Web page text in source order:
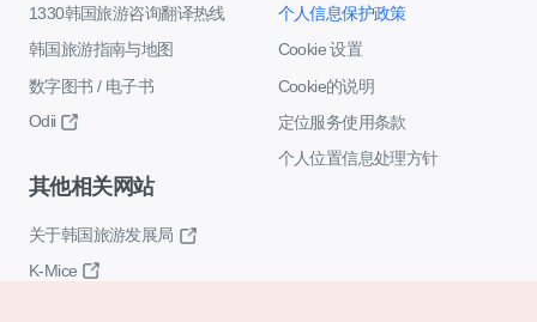
1330韩国旅游咨询翻译热线
韩国旅游指南与地图
数字图书 / 电子书
Odii
个人信息保护政策
Cookie 设置
Cookie的说明
定位服务使用条款
个人位置信息处理方针
其他相关网站
关于韩国旅游发展局
K-Mice